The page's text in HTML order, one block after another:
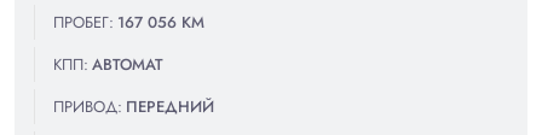
ПРОБЕГ: 167 056 КМ
КПП: АВТОМАТ
ПРИВОД: ПЕРЕДНИЙ